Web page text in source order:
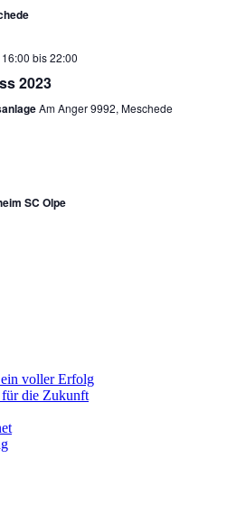
bis22:00
2023
Am Anger 9992, Meschede
SC Olpe
voller Erfolg
für die Zukunft